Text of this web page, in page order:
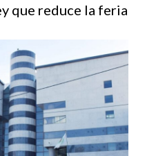
que reduce la feria